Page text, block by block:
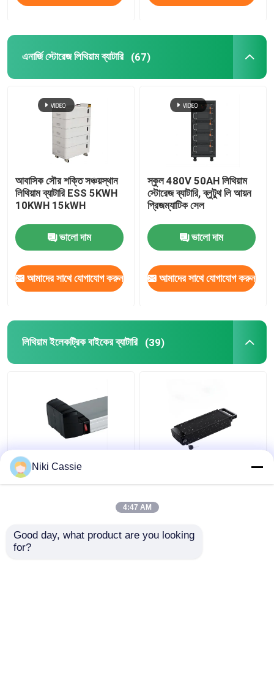
এনার্জি স্টোরেজ লিথিয়াম ব্যাটারি (67)
আবাসিক সৌর শক্তি সঞ্চয়স্থান
লিথিয়াম ব্যাটারি ESS 5KWH
10KWH 15kWH
ভালো দাম
আমাদের সাথে যোগাযোগ করুন
স্কুল 480V 50AH লিথিয়াম
স্টোরেজ ব্যাটারি, ব্লুটুথ লি আয়ন
প্রিজম্যাটিক সেল
ভালো দাম
আমাদের সাথে যোগাযোগ করুন
লিথিয়াম ইলেকট্রিক বাইকের ব্যাটারি (39)
13S6P PC ABS লিথিয়াম
ইলেকট্রিক বাইকের ব্যাটারি রিয়ার
Niki Cassie
4:47 AM
Good day, what product are you looking
for?